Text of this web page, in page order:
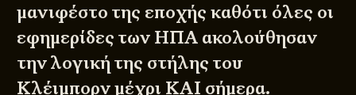
μανιφέστο της εποχής καθότι όλες οι
εφημερίδες των ΗΠΑ ακολούθησαν
την λογική της στήλης του
Κλέιμπορν μέχρι KAI σήμερα.